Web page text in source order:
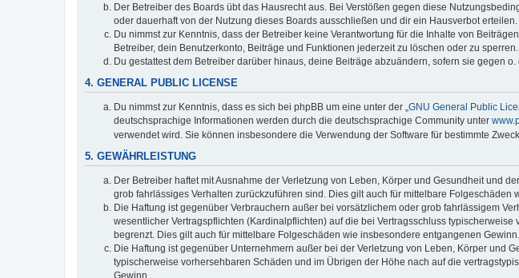
Der Betreiber des Boards übt das Hausrecht aus. Bei Verstößen gegen diese
oder dauerhaft von der Nutzung dieses Boards ausschließen und dir ein Hausverbot erteilen.
Du nimmst zur Kenntnis, dass der Betreiber keine Verantwortung für die Inhalte von
Betreiber, dein Benutzerkonto, Beiträge und Funktionen jederzeit zu löschen oder zu sperren.
Du gestattest dem Betreiber darüber hinaus, deine Beiträge abzuändern, sofern sie gegen
4. GENERAL PUBLIC LICENSE
Du nimmst zur Kenntnis, dass es sich bei phpBB um eine unter der „GNU General Public
deutschsprachige Informationen werden durch die deutschsprachige Community unter
verwendet wird. Sie können insbesondere die Verwendung der Software für bestimmte
5. GEWÄHRLEISTUNG
Der Betreiber haftet mit Ausnahme der Verletzung von Leben, Körper und Gesundheit und
grob fahrlässiges Verhalten zurückzuführen sind. Dies gilt auch für mittelbare Folgeschäden
Die Haftung ist gegenüber Verbrauchern außer bei vorsätzlichem oder grob fahrlässigem
wesentlicher Vertragspflichten (Kardinalpflichten) auf die bei Vertragsschluss
begrenzt. Dies gilt auch für mittelbare Folgeschäden wie insbesondere entgangenen Gewinn.
Die Haftung ist gegenüber Unternehmern außer bei der Verletzung von Leben, Körper und
typischerweise vorhersehbaren Schäden und im Übrigen der Höhe nach auf die
Gewinn.